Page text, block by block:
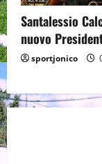
Santalessio
nuovo
sportjonico